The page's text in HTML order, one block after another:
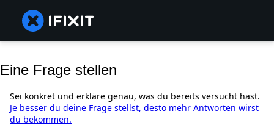
Eine Frage stellen
Sei konkret und erkläre genau, was du bereits versucht hast.
Je besser du deine Frage stellst, desto mehr Antworten wirst
du bekommen.